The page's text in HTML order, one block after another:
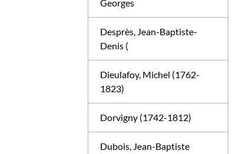
Georges
Desprès, Jean-Baptiste-
Denis (
Dieulafoy, Michel (1762-
1823)
Dorvigny (1742-1812)
Dubois, Jean-Baptiste